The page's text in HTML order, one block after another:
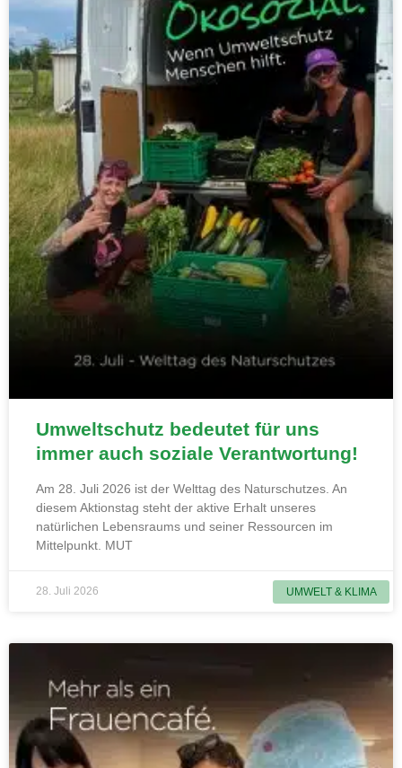
UMWELT & KLIMA
Umweltschutz bedeutet für uns
immer auch soziale Verantwortung!
Am 28. Juli 2026 ist der Welttag des Naturschutzes. An
diesem Aktionstag steht der aktive Erhalt unseres
natürlichen Lebensraums und seiner Ressourcen im
Mittelpunkt. MUT
28. Juli 2026